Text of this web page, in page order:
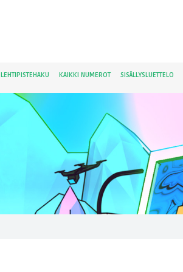
LEHTIPISTEHAKU KAIKKI NUMEROT SISÄLLYSLUETTELO